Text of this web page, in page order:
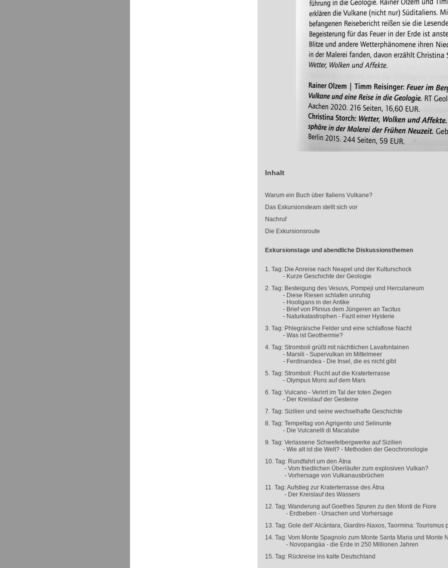
Inhalt
Warum ein Buch über Italiens Vulkane?
Das Exkursionsteam stellt sich vor
Nachruf
Die Exkursionsroute
Exkursionstage und abendliche Diskussionsthemen
1. Tag: Die Anreise nach Neapel und der Kulturschock
- Kurze Geschichte der Geologie
2. Tag: Besteigung des Vesuvs, Pompeji und Herculaneum
- Diese Riesen schlafen unruhig
- Hooligans in der Antike
- Brief von Plinius dem Jüngeren an Tacitus
- Naturkatastrophen - Fazit einer Hysterie
3. Tag: Phlegräische Felder und eine schlaflose Nacht
- Was ist Geothermie?
4. Tag: Stromboli grüßt mit nächtlichen Lavafontainen
- Marsili - Supervulkan im Mittelmeer
- Ferdinandea - Die Insel, die es nicht gibt
5. Tag: Stromboli: Flucht auf die Kraterterrasse
- Olympus Mons auf dem Mars
6. Tag: Vulcano - Verirrt im Tal der toten Ziegen
- Der Kreislauf der Gesteine
7. Tag: Sizilien und seine wechselhafte Geschichte
8. Tag: Tempeltag von Agrigento und Selinunte
- Die Vulcanelli di Macalube
9. Tag: Verlassene Schwefelbergwerke auf Sizilien
- Wie alt ist die Welt? - Methoden der Geochronologie
10. Tag: Rundfahrt um den Ätna
- Vom friedlichen Überläufer zum explosiven Vulkan?
- Vorhersage von Vulkanausbrüchen
11. Tag: Aufstieg zur Kraterterrasse des Ätna
- Der Kreislauf des Wassers
12. Tag: Wanderung auf Goethes Spuren zu den Monti de Fiore
- Erdbeben - Ursachen und Vorhersage
13. Tag: Gole dell' Alcántara, Giardini-Naxos, Taormina: Tourismus
14. Tag: Vom Monte Spagnolo zum Monte Santa Maria und Monte
- Novopangäa - die Erde in 250 Millionen Jahren
15. Tag: Rückreise ins kalte Deutschland